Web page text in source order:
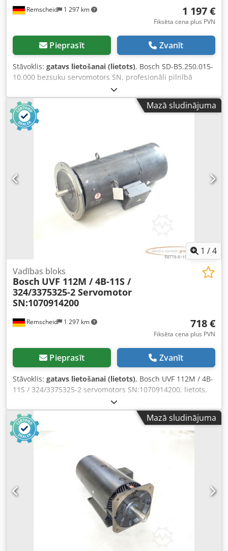
Remscheid 1 297 km 1 197 €
Fiksēta cena plus PVN
Pieprasīt Zvanīt
Stāvoklis: gatavs lietošanai (lietots), Bosch SD-B5.250.015-
10.000 bezsuku servomotors SN, profesionāli pilnībā
renovēts un testēts ar 12 mēnešu garantiju, 100%
darbspējīgs, piegādes apjoms atbilstoši fotogrāfijām. Uz šo
preci neattiecas līgumā noteiktās pārdošanas atlaides.
Cenu, lūdzu, jautājiet atsevišķi! Crsdpfxei D Haco Agxof
Mazā sludinājuma
1 /4
Remscheid 1 297 km
Vadības bloks
Bosch UVF 112M / 4B-11S /
324/3375325-2 Servomotor
SN:1070914200
718 €
Fiksēta cena plus PVN
Pieprasīt Zvanīt
Stāvoklis: gatavs lietošanai (lietots), Bosch UVF 112M / 4B-
11S / 324/3375325-2 servomotors SN:1070914200, lietots,
ar normālām lietošanas pazīmēm, 100% darba kārtībā,
piegādes saturs atbilstoši fotogrāfijām. UZMANĪBU:
Iepakošanas un piegādes izmaksas lūdzam jautāt atsevišķi!
Cedpfx Asi D Hhcegxsrf
Mazā sludinājuma